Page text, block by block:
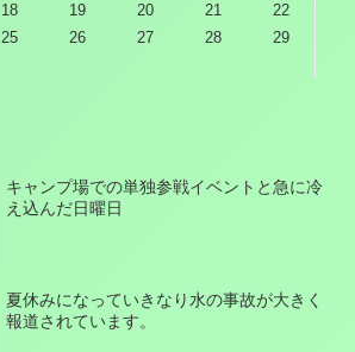
18 19 20 21
22
25 26 27 28
29
キャンプ場での単独参戦イベントと急に冷
え込んだ日曜日
夏休みになっていきなり水の事故が大きく
報道されています。